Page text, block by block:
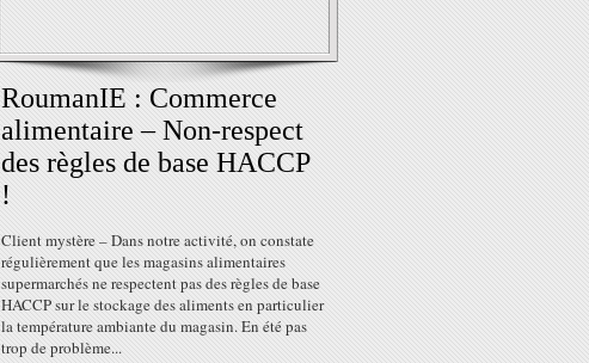
RoumanIE : Commerce
alimentaire – Non-respect
des règles de base HACCP
!
Client mystère – Dans notre activité, on constate
régulièrement que les magasins alimentaires
supermarchés ne respectent pas des règles de base
HACCP sur le stockage des aliments en particulier
la température ambiante du magasin. En été pas
trop de problème...